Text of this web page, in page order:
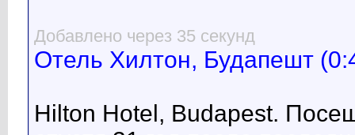
Добавлено через 35 секунд
Отель Хилтон, Будапешт
Hilton Hotel, Budapest.